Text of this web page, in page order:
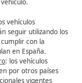
la
los países
por su
que